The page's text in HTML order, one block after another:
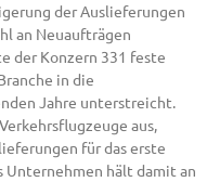
der Auslieferungen
an Neuaufträgen
der Konzern 331 feste
in die
Jahre unterstreicht.
aus,
für das erste
Unternehmen hält damit an